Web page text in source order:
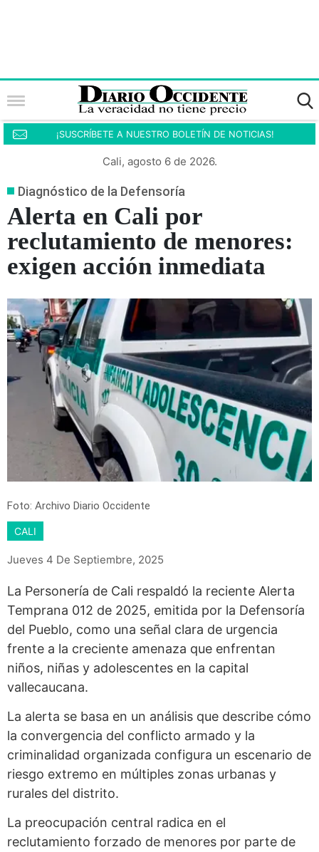
¡SUSCRÍBETE A NUESTRO BOLETÍN DE NOTICIAS!
Cali, agosto 6 de 2026.
Diagnóstico de la Defensoría
Alerta en Cali por
reclutamiento de menores:
exigen acción inmediata
Foto: Archivo Diario Occidente
CALI
Jueves 4 De Septiembre, 2025
La Personería de Cali respaldó la reciente Alerta
Temprana 012 de 2025, emitida por la Defensoría
del Pueblo, como una señal clara de urgencia
frente a la creciente amenaza que enfrentan
niños, niñas y adolescentes en la capital
vallecaucana.
La alerta se basa en un análisis que describe cómo
la convergencia del conflicto armado y la
criminalidad organizada configura un escenario de
riesgo extremo en múltiples zonas urbanas y
rurales del distrito.
La preocupación central radica en el
reclutamiento forzado de menores por parte de